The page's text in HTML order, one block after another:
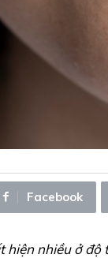
Facebook
hiện nhiều ở